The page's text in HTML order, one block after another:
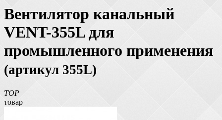
Вентилятор канальный
VENT-355L для
промышленного применения
(артикул 355L)
TOP
товар